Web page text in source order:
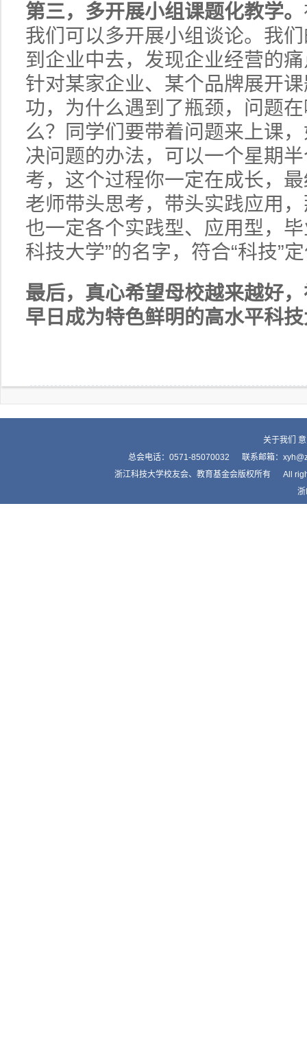
第三，多开展小组课题化教学。
我们可以多开展小组谈论。我
到企业中去，发现企业经营的
针对某家企业、某个品牌展开
功，为什么遇到了瓶颈，问题
么？同学们要带着问题来上课
决问题的办法，可以一个星期
考，这个过程你一定在成长，
老师带头思考，带头实践应用
也一定各个实践型、应用型，
科技大学”的名字，符合“科技”
最后，真心希望母校越来越好
早日成为特色鲜明的高水平科
关于我们
总会电话：0571-85070032 联系邮箱：
浙江科技大学校友会、教育基金会版权所有 All